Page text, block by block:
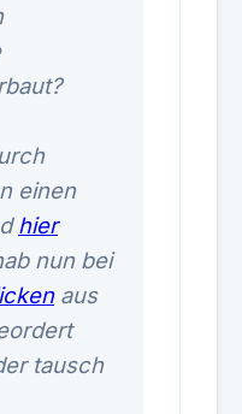
einen
hier
nun bei
aus
tausch